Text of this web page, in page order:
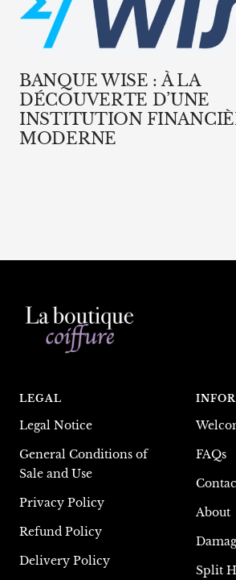
BANQUE WISE : À LA
DÉCOUVERTE D’UNE
INSTITUTION
MODERNE
LEGAL
Legal Notice
General Conditions of
Sale and Use
Privacy Policy
Refund Policy
Delivery Policy
FAQs
About
Split